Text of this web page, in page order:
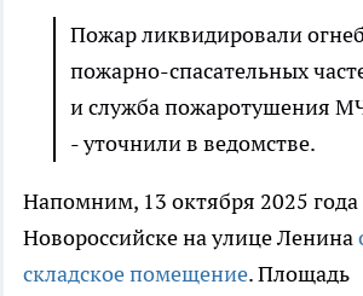
Пожар ликвидировали
пожарно-спасательных
и служба пожаротушения
- уточнили в ведомстве.
Напомним, 13 октября 2025 года
Новороссийске на улице Ленина
складское помещение. Площадь